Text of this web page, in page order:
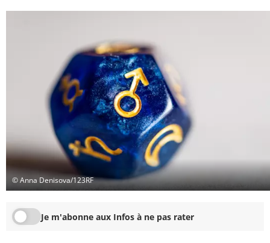
© Anna Denisova/123RF
Je m'abonne aux Infos à ne pas rater